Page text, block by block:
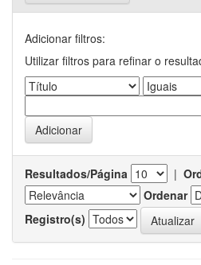
Adicionar filtros:
Utilizar filtros para refinar o
Resultados/Página |
Ordenar
Registro(s)